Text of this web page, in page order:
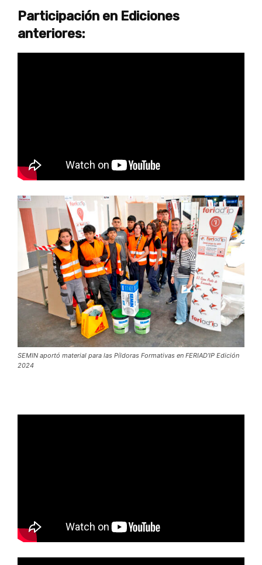
Participación en Ediciones
anteriores:
SEMIN aportó material para las Píldoras Formativas en FERIAD’IP Edición
2024